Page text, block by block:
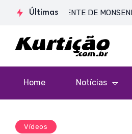
Últimas
PRESENTE DE MONSENHOR
Home Notícias
Vídeos